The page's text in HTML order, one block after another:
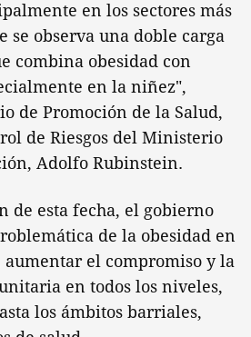
en los sectores más
se observa una doble carga
combina obesidad con
en la niñez",
de Promoción de la Salud,
de Riesgos del Ministerio
Adolfo Rubinstein.
de esta fecha, el gobierno
de la obesidad en
el compromiso y la
en todos los niveles,
los ámbitos barriales,